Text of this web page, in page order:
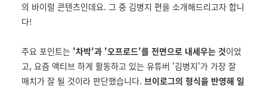
의 바이럴 콘텐츠인데요. 그 중 김병지 편을 소개해드리고자 합니
다!
주요 포인트는 '차박'과 '오프로드'를 전면으로 내세우는 것이었
고, 요즘 액티브 하게 활동하고 있는 유튜버 '김병지'가 가장 잘
매치가 잘 될 것이라 판단했습니다. 브이로그의 형식을 반영해 일